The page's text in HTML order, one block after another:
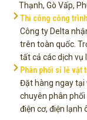
Thạnh, Gò Vấp,
Thi công công
Công ty Delta
trên toàn quốc.
tất cả các dịch vụ
Phân phối sỉ lẻ vật
Đặt hàng ngay tại
chuyên phân phối
điện cơ, điện lạnh